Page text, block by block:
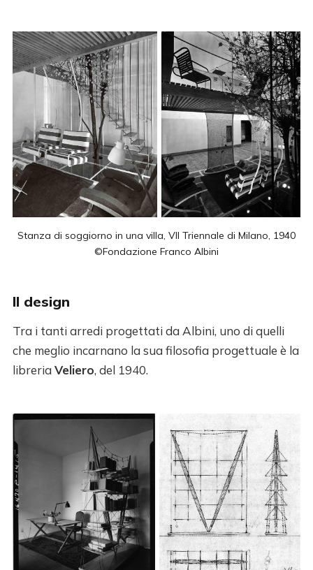
Stanza di soggiorno in una villa, VII Triennale di Milano, 1940
©Fondazione Franco Albini
Il design
Tra i tanti arredi progettati da Albini, uno di quelli
che meglio incarnano la sua filosofia progettuale è la
libreriaVeliero, del 1940.